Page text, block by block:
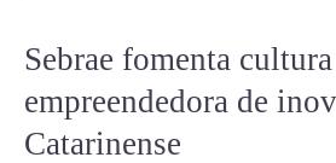
Sebrae fomenta cultura
empreendedora de
Catarinense
Sebrae
cultura
empreendedora